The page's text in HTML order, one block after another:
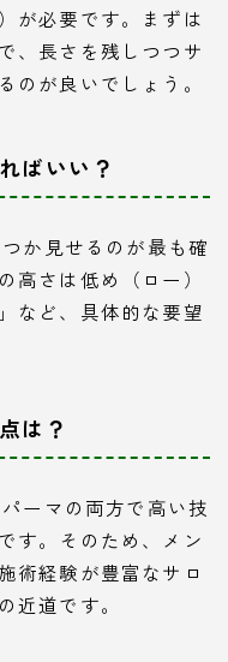
が必要です。まずは
、長さを残しつつサ
のが良いでしょう。
ばいい？
か見せるのが最も確
高さは低め（ロー）
など、具体的な要望
は？
ーマの両方で高い技
す。そのため、メン
術経験が豊富なサロ
近道です。